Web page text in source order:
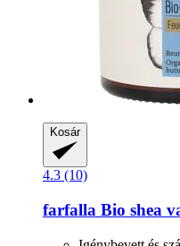
Kosár
4.3 (10)
farfalla Bio shea